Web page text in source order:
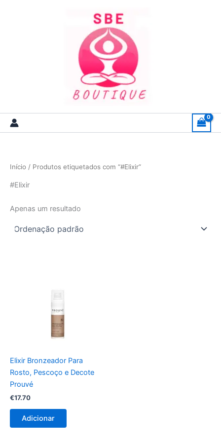
Início / Produtos etiquetados com “#Elixir”
#Elixir
Apenas um resultado
Elixir Bronzeador Para
Rosto, Pescoço e Decote
Prouvé
€17.70
Adicionar